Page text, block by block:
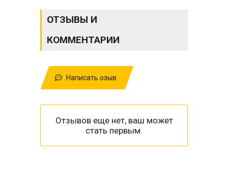
ОТЗЫВЫ И
КОММЕНТАРИИ
Написать озыв
Отзывов еще нет, ваш может
стать первым.